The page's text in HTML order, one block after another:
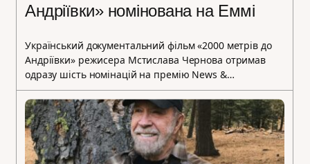
Андріївки» номінована на Еммі
Український документальний фільм «2000 метрів до
Андріївки» режисера Мстислава Чернова отримав
одразу шість номінацій на премію News &…